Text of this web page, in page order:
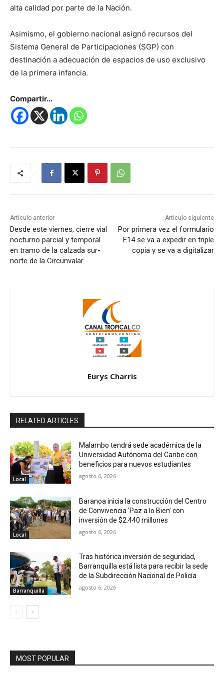
alta calidad por parte de la Nación.
Asimismo, el gobierno nacional asignó recursos del
Sistema General de Participaciones (SGP) con
destinación a adecuación de espacios de uso exclusivo
de la primera infancia.
Compartir...
Artículo anterior
Desde este viernes, cierre vial
nocturno parcial y temporal
en tramo de la calzada sur-
norte de la Circunvalar
Artículo siguiente
Por primera vez el formulario
E14 se va a expedir en triple
copia y se va a digitalizar
Eurys Charris
RELATED ARTICLES
Local
Malambo tendrá sede académica de la
Universidad Autónoma del Caribe con
beneficios para nuevos estudiantes
agosto 6, 2026
Local
Baranoa inicia la construcción del Centro
de Convivencia ‘Paz a lo Bien’ con
inversión de $2.440 millones
agosto 6, 2026
Barranquilla
Tras histórica inversión de seguridad,
Barranquilla está lista para recibir la sede
de la Subdirección Nacional de Policía
agosto 6, 2026
MOST POPULAR